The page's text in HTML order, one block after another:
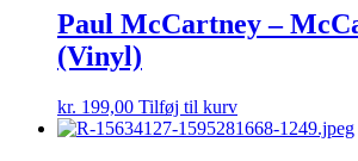
Paul McCartney –
(Vinyl)
kr. 199,00 Tilføj til kurv